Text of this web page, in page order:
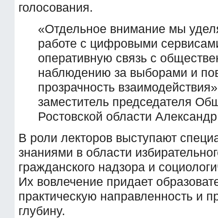
голосования.
«Отдельное внимание мы
работе с цифровыми
оперативную связь с
наблюдению за выборами и
прозрачность
заместитель председателя
Ростовской области
В роли лекторов выступают
знаниями в области
гражданского надзора и
Их вовлечение придает
практическую направленность и
глубину.